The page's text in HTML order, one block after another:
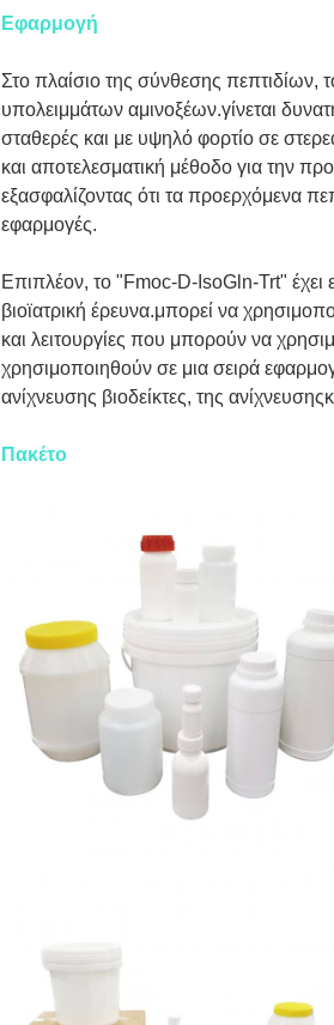
Εφαρμογή
Στο πλαίσιο της σύνθεσης
υπολειμμάτων αμινοξέων.γίνεται
σταθερές και με υψηλό φορτίο σε
και αποτελεσματική μέθοδο για την
εξασφαλίζοντας ότι τα προερχόμενα
εφαρμογές.
Επιπλέον, το "Fmoc-D-IsoGln-Trt" έχει
βιοϊατρική έρευνα.μπορεί να
και λειτουργίες που μπορούν να
χρησιμοποιηθούν σε μια σειρά
ανίχνευσης βιοδείκτες, της
Πακέτο